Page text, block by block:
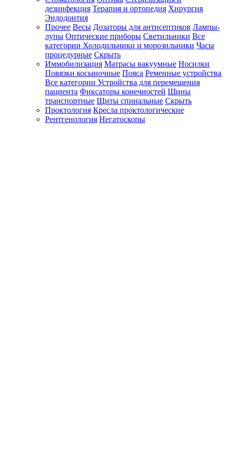
дезинфекция Терапия и ортопедия Хирургия
Эндодонтия
Прочее Весы Дозаторы для антисептиков Лампы-
лупы Оптические приборы Светильники Все
категории Холодильники и морозильники Часы
процедурные Скрыть
Иммобилизация Матрасы вакуумные Носилки
Повязки косыночные Пояса Ременные устройства
Все категории Устройства для перемещения
пациента Фиксаторы конечностей Шины
транспортные Щиты спинальные Скрыть
Проктология Кресла проктологические
Рентгенология Негатоскопы